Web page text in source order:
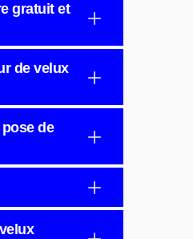
gratuit et
de velux
de